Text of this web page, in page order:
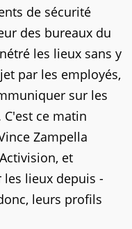
de sécurité
des bureaux du
les lieux sans y
par les employés,
sur les
ce matin
Zampella
et
lieux depuis -
leurs profils